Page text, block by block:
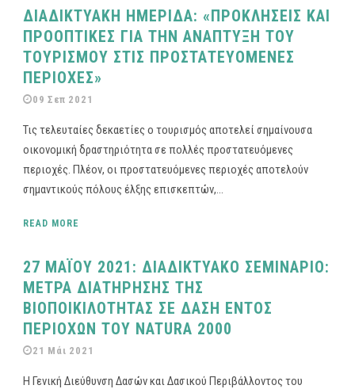
ΔΙΑΔΙΚΤΥΑΚΗ ΗΜΕΡΙΔΑ: «ΠΡΟΚΛΗΣΕΙΣ ΚΑΙ
ΠΡΟΟΠΤΙΚΕΣ ΓΙΑ ΤΗΝ ΑΝΑΠΤΥΞΗ ΤΟΥ
ΤΟΥΡΙΣΜΟΥ ΣΤΙΣ ΠΡΟΣΤΑΤΕΥΟΜΕΝΕΣ
ΠΕΡΙΟΧΕΣ»
09 Σεπ 2021
Τις τελευταίες δεκαετίες ο τουρισμός αποτελεί σημαίνουσα
οικονομική δραστηριότητα σε πολλές προστατευόμενες
περιοχές. Πλέον, οι προστατευόμενες περιοχές αποτελούν
σημαντικούς πόλους έλξης επισκεπτών,...
READ MORE
27 MΑΪΟΥ 2021: ΔΙΑΔΙΚΤΥΑΚΟ ΣΕΜΙΝΑΡΙΟ:
ΜΕΤΡΑ ΔΙΑΤΗΡΗΣΗΣ ΤΗΣ
ΒΙΟΠΟΙΚΙΛΟΤΗΤΑΣ ΣΕ ΔΑΣΗ ΕΝΤΟΣ
ΠΕΡΙΟΧΩΝ ΤΟΥ NATURA 2000
21 Μάι 2021
Η Γενική Διεύθυνση Δασών και Δασικού Περιβάλλοντος του